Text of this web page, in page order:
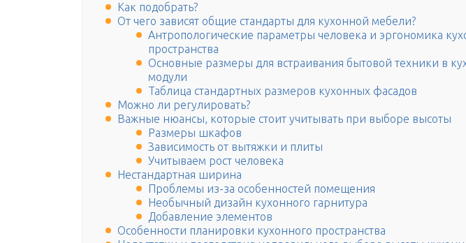
Как подобрать?
От чего зависят общие стандарты для кухонной мебели?
Антропологические параметры человека и эргономика
пространства
Основные размеры для встраивания бытовой техники в
модули
Таблица стандартных размеров кухонных фасадов
Можно ли регулировать?
Важные нюансы, которые стоит учитывать при выборе высоты
Размеры шкафов
Зависимость от вытяжки и плиты
Учитываем рост человека
Нестандартная ширина
Проблемы из-за особенностей помещения
Необычный дизайн кухонного гарнитура
Добавление элементов
Особенности планировки кухонного пространства